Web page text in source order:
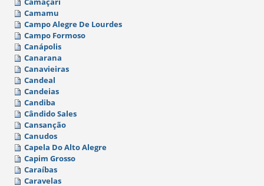
Camamu
Campo Alegre De Lourdes
Campo Formoso
Canápolis
Canarana
Canavieiras
Candeal
Candeias
Candiba
Cândido Sales
Cansanção
Canudos
Capela Do Alto Alegre
Capim Grosso
Caraíbas
Caravelas